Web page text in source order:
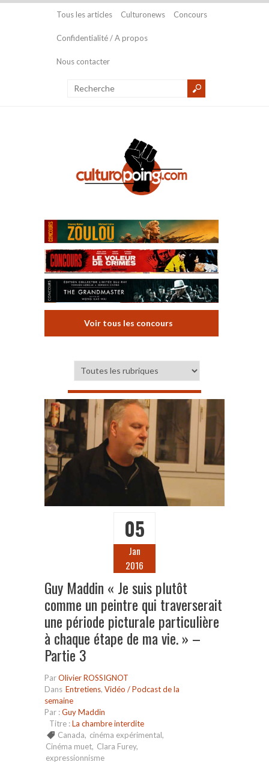
Tous les articles Culturonews Concours
Confidentialité / A propos
Nous contacter
Voir tous les concours
05
Jan
2016
Guy Maddin « Je suis plutôt
comme un peintre qui traverserait
une période picturale particulière
à chaque étape de ma vie. » –
Partie 3
ParOlivier ROSSIGNOT
Dans Entretiens, Vidéo / Podcast de la
semaine
Par :Guy Maddin
Titre :La chambre interdite
Canada, cinéma expérimental,
Cinéma muet, Clara Furey,
expressionnisme